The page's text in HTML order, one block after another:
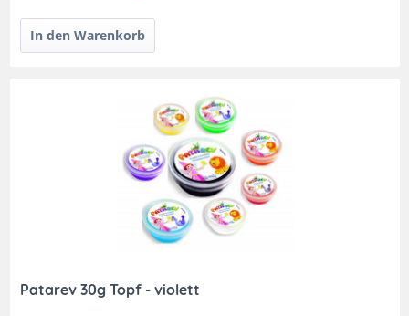
Patarev 30g Topf - violett